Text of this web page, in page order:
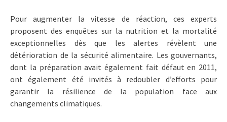
Pour augmenter la vitesse de réaction, ces experts
proposent des enquêtes sur la nutrition et la mortalité
exceptionnelles dès que les alertes révèlent une
détérioration de la sécurité alimentaire. Les gouvernants,
dont la préparation avait également fait défaut en 2011,
ont également été invités à redoubler d’efforts pour
garantir la résilience de la population face aux
changements climatiques.